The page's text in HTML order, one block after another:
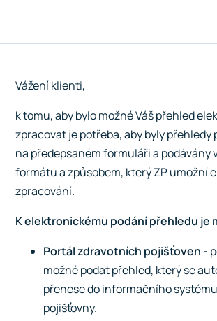
Vážení klienti,
k tomu, aby bylo možné Váš přehled
zpracovat je potřeba, aby byly přehledy
na předepsaném formuláři a podávány
formátu a způsobem, který ZP umožní
zpracování.
K elektronickému podání přehledu je
Portál zdravotních pojišťoven -
možné podat přehled, který se
přenese do informačního
pojišťovny.